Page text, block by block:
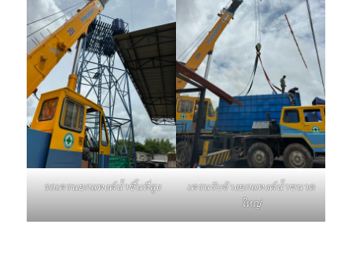
รถเครนยกแทงค์น้ำขึ้นที่สูง
เครนรับจ้างยกแทงค์น้ำขนาด
ใหญ่